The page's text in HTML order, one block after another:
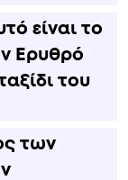
είναι το
Ερυθρό
του
των